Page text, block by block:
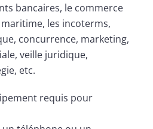
bancaires, le commerce
les incoterms,
concurrence, marketing,
veille juridique,
etc.
requis pour